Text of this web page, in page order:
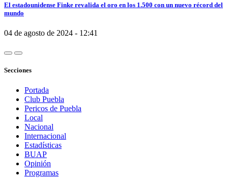
El estadounidense Finke revalida el oro en los 1.500 con un nuevo récord del
mundo
04 de agosto de 2024 - 12:41
Secciones
Portada
Club Puebla
Pericos de Puebla
Local
Nacional
Internacional
Estadísticas
BUAP
Opinión
Programas